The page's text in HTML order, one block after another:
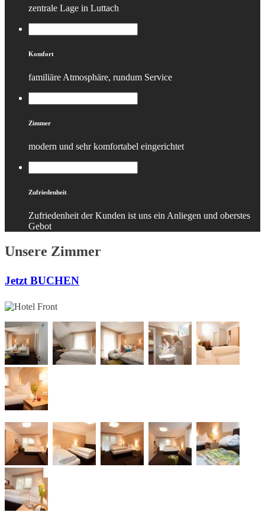
zentrale Lage in Luttach
Komfort
familiäre Atmosphäre, rundum Service
Zimmer
modern und sehr komfortabel eingerichtet
Zufriedenheit
Zufriedenheit der Kunden ist uns ein Anliegen und oberstes
Gebot
Unsere Zimmer
Jetzt BUCHEN